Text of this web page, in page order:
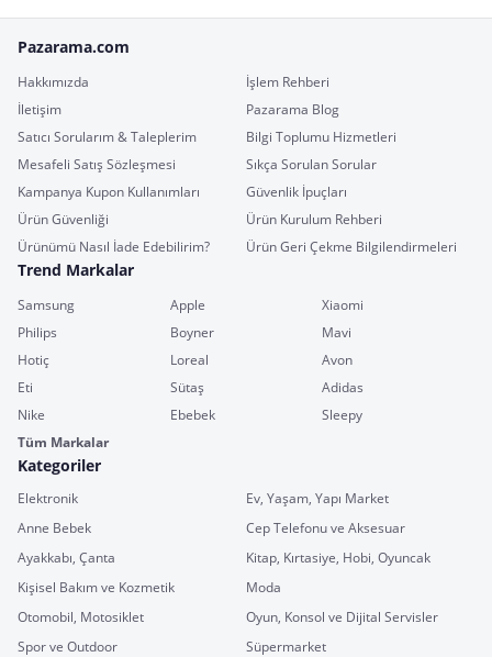
Pazarama.com
Hakkımızda
İşlem Rehberi
İletişim
Pazarama Blog
Satıcı Sorularım & Taleplerim
Bilgi Toplumu Hizmetleri
Mesafeli Satış Sözleşmesi
Sıkça Sorulan Sorular
Kampanya Kupon Kullanımları
Güvenlik İpuçları
Ürün Güvenliği
Ürün Kurulum Rehberi
Ürünümü Nasıl İade Edebilirim?
Ürün Geri Çekme Bilgilendirmeleri
Trend Markalar
Samsung Apple
Xiaomi
Philips
Boyner
Mavi
Hotiç
Loreal
Avon
Eti
Sütaş
Adidas
Nike
Ebebek
Sleepy
Tüm Markalar
Kategoriler
Elektronik
Ev, Yaşam, Yapı Market
Anne Bebek
Cep Telefonu ve Aksesuar
Ayakkabı, Çanta
Kitap, Kırtasiye, Hobi, Oyuncak
Kişisel Bakım ve Kozmetik
Moda
Otomobil, Motosiklet
Oyun, Konsol ve Dijital Servisler
Spor ve Outdoor
Süpermarket